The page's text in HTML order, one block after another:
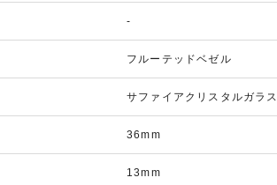
-
フルーテッドベゼル
サファイアクリスタルガラス
36mm
13mm